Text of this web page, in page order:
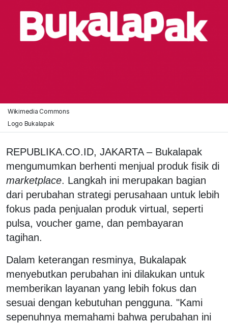
Wikimedia Commons
Logo Bukalapak
REPUBLIKA.CO.ID, JAKARTA – Bukalapak
mengumumkan berhenti menjual produk fisik di
marketplace. Langkah ini merupakan bagian
dari perubahan strategi perusahaan untuk lebih
fokus pada penjualan produk virtual, seperti
pulsa, voucher game, dan pembayaran
tagihan.
Dalam keterangan resminya, Bukalapak
menyebutkan perubahan ini dilakukan untuk
memberikan layanan yang lebih fokus dan
sesuai dengan kebutuhan pengguna. "Kami
sepenuhnya memahami bahwa perubahan ini